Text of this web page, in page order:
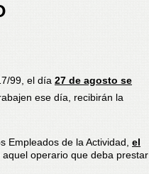
99, el día 27 de agosto se
ese día, recibirán la
Empleados de la Actividad, el
aquel operario que deba prestar